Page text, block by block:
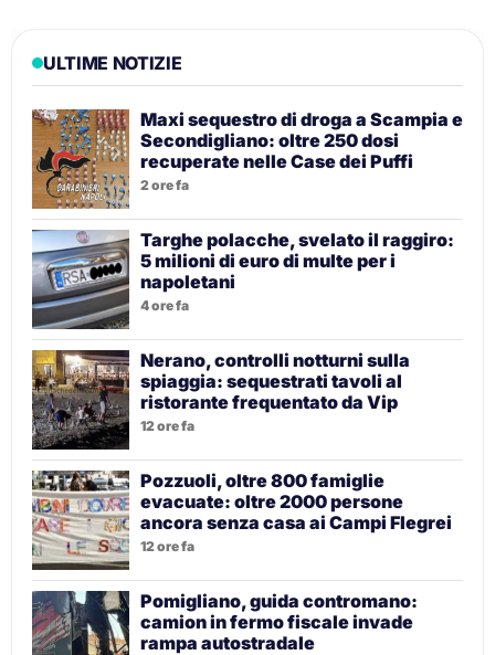
ULTIME NOTIZIE
Maxi sequestro di droga a Scampia e
Secondigliano: oltre 250 dosi
recuperate nelle Case dei Puffi
2 ore fa
Targhe polacche, svelato il raggiro:
5 milioni di euro di multe per i
napoletani
4 ore fa
Nerano, controlli notturni sulla
spiaggia: sequestrati tavoli al
ristorante frequentato da Vip
12 ore fa
Pozzuoli, oltre 800 famiglie
evacuate: oltre 2000 persone
ancora senza casa ai Campi Flegrei
12 ore fa
Pomigliano, guida contromano:
camion in fermo fiscale invade
rampa autostradale